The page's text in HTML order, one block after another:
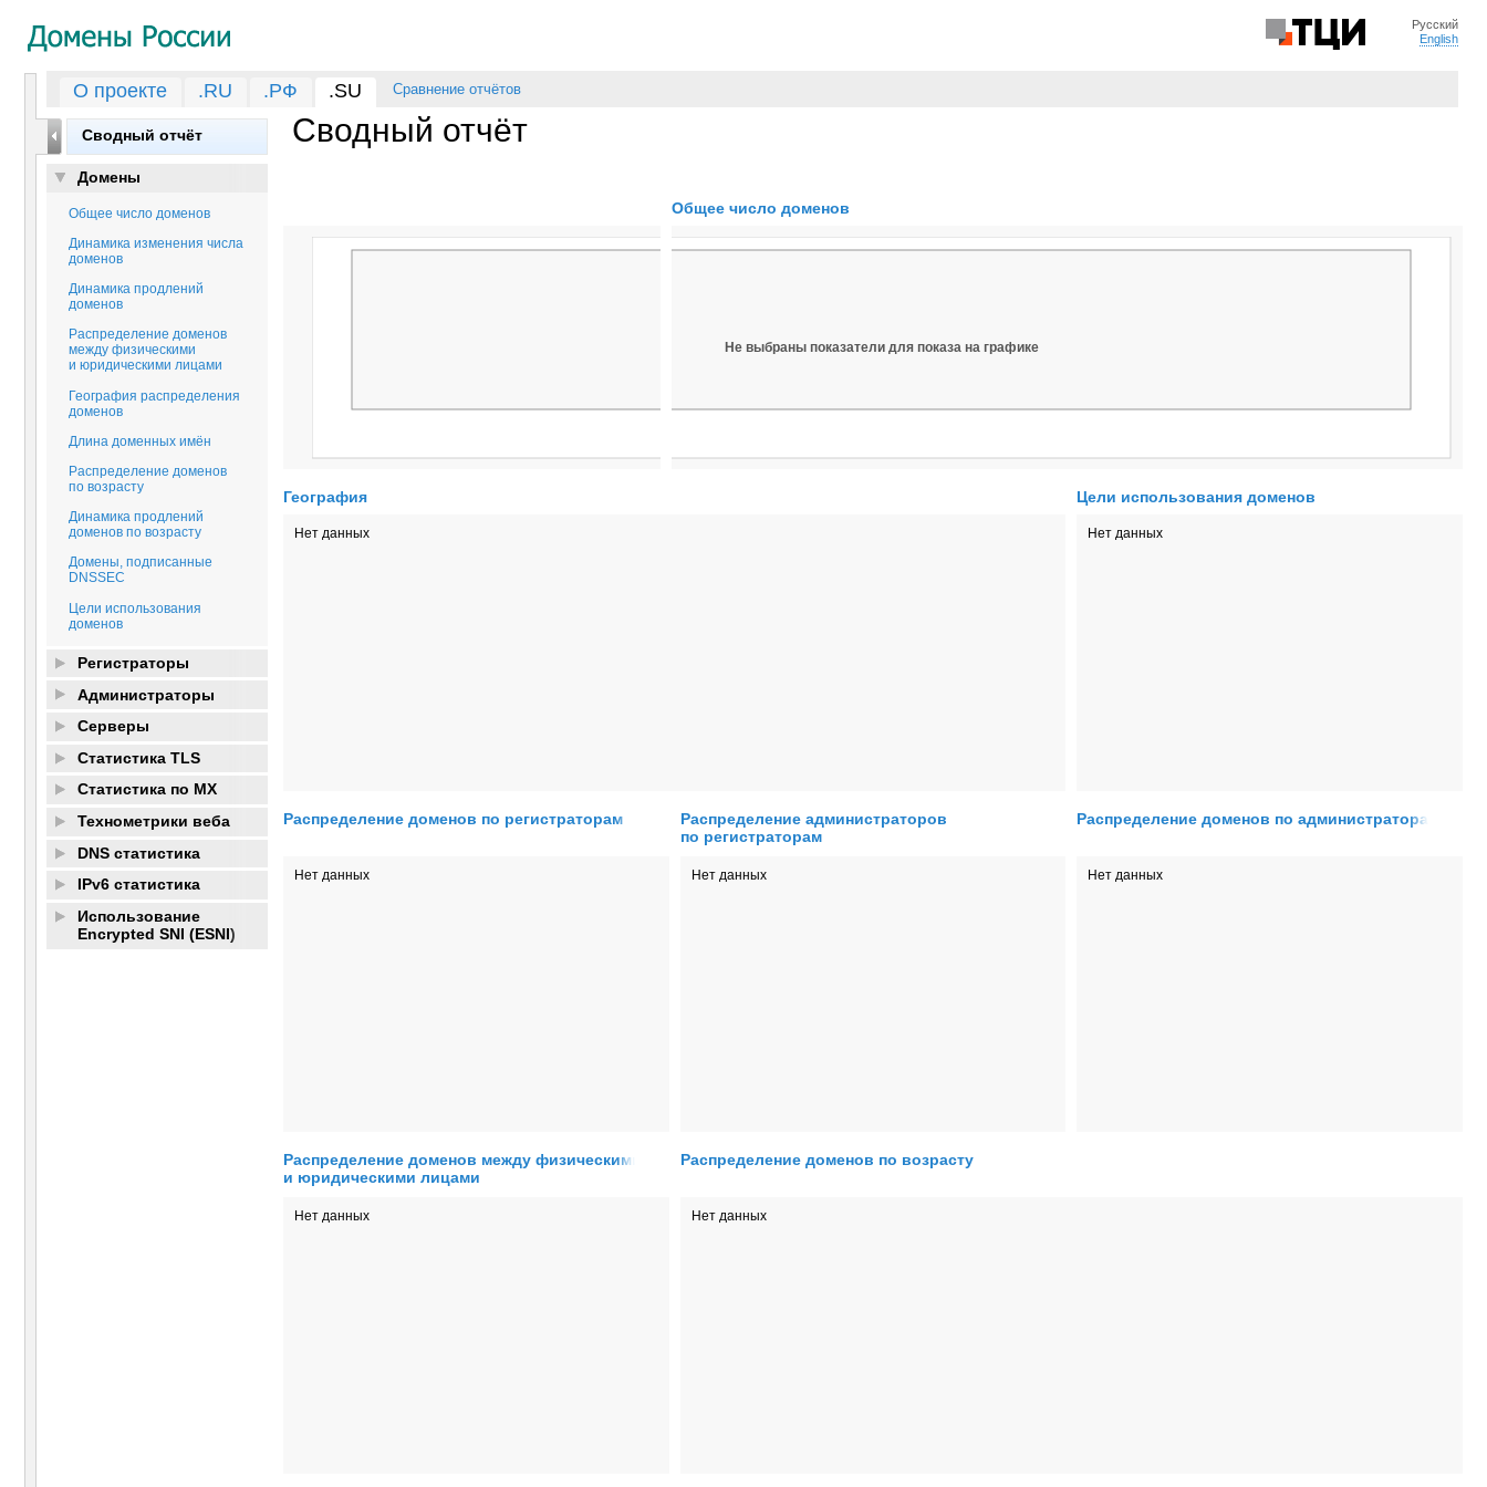
Русский
English
О проекте .RU .РФ .SU Сравнение отчётов
Сводный отчёт
Домены
Общее число доменов
Динамика изменения числа
доменов
Динамика продлений
доменов
Распределение доменов
между физическими
и юридическими лицами
География распределения
доменов
Длина доменных имён
Распределение доменов
по возрасту
Динамика продлений
доменов по возрасту
Домены, подписанные
DNSSEC
Цели использования
доменов
Регистраторы
Администраторы
Серверы
Статистика TLS
Статистика по MX
Технометрики веба
DNS статистика
IPv6 статистика
Использование
Encrypted SNI (ESNI)
Сводный отчёт
Общее число доменов
Не выбраны показатели для показа на графике
География
Нет данных
Цели использования доменов
Нет данных
Распределение доменов по регистраторам
Нет данных
Распределение администраторов
по регистраторам
Нет данных
Распределение доменов по администраторам
Нет данных
Распределение доменов между физическими
и юридическими лицами
Нет данных
Распределение доменов по возрасту
Нет данных